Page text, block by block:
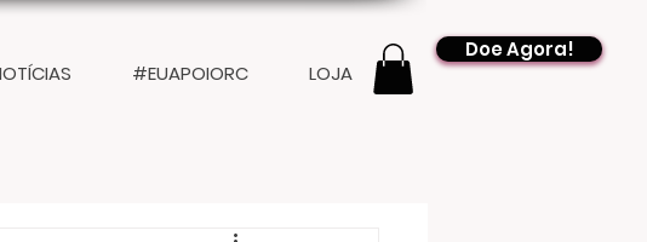
#EUAPOIORC LOJA
Doe Agora!